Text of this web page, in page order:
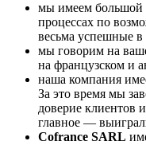
мы имеем большой
процессах по
весьма успешные в
мы говорим на
на французском и
наша компания
За это время мы
доверие клиентов
главное —
Cofrance SARL